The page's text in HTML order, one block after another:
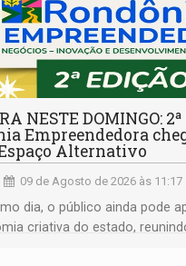
NESTE DOMINGO:
Empreendedora
Alternativo
09 de Agosto de 2026 às 11:17
dia, o público ainda pode
criativa do estado,